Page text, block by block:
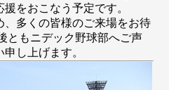
をおこなう予定です。
、多くの皆様のご来場をお待
ともニデック野球部へご声
し上げます。